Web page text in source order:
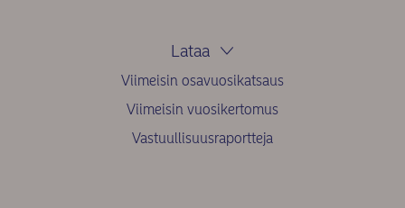
Lataa
Viimeisin osavuosikatsaus
Viimeisin vuosikertomus
Vastuullisuusraportteja